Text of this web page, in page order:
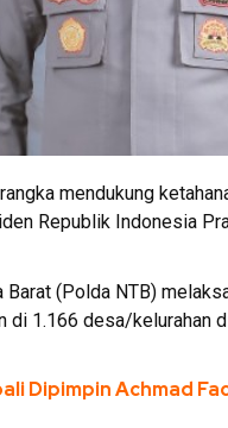
mendukung
Republik Indonesia
Barat (Polda NTB)
di 1.166 desa/kelurahan
Dipimpin Achmad